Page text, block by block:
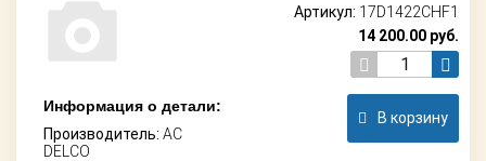
Информация о детали:
Производитель: AC
DELCO
Артикул: 17D1422CHF1
14 200.00 руб.
В корзину